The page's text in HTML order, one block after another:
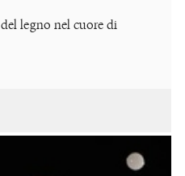
legno nel cuore di